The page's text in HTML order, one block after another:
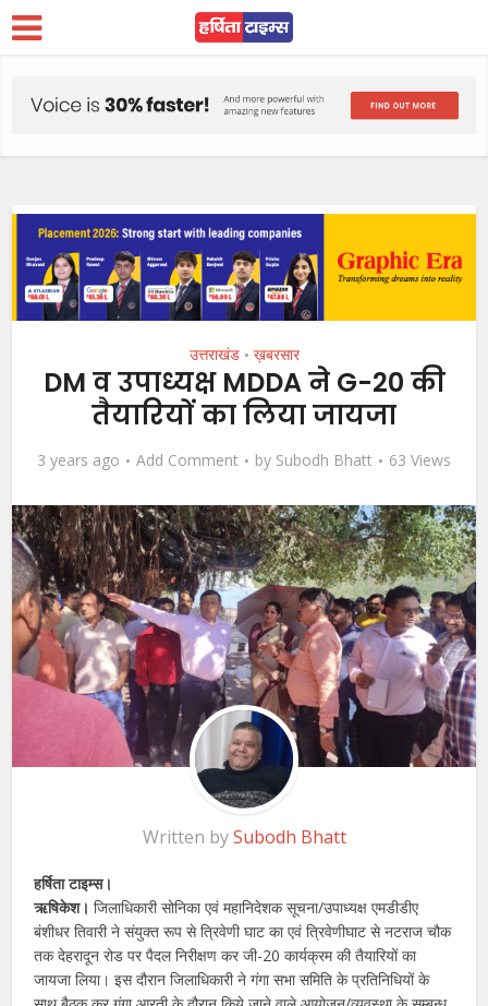
उत्तराखंड • ख़बरसार
DM व उपाध्यक्ष MDDA ने G-20 की
तैयारियों का लिया जायजा
3 years ago Add Comment by Subodh Bhatt 63 Views
Written bySubodh Bhatt
हर्षिता टाइम्स।
ऋषिकेश। जिलाधिकारी सोनिका एवं महानिदेशक सूचना/उपाध्यक्ष एमडीडीए
बंशीधर तिवारी ने संयुक्त रूप से त्रिवेणी घाट का एवं त्रिवेणीघाट से नटराज चौक
तक देहरादून रोड पर पैदल निरीक्षण कर जी-20 कार्यक्रम की तैयारियों का
जायजा लिया। इस दौरान जिलाधिकारी ने गंगा सभा समिति के प्रतिनिधियों के